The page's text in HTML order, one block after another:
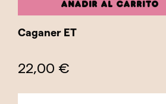
AÑADIR AL CARRITO
Caganer ET
22,00 €